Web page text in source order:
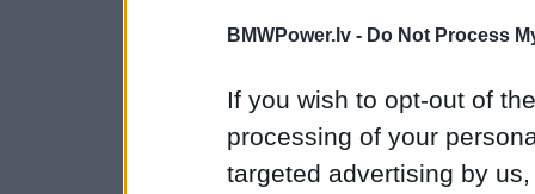
BMWPower.lv - Do Not Process
If you wish to opt-out of
processing of your
targeted advertising by